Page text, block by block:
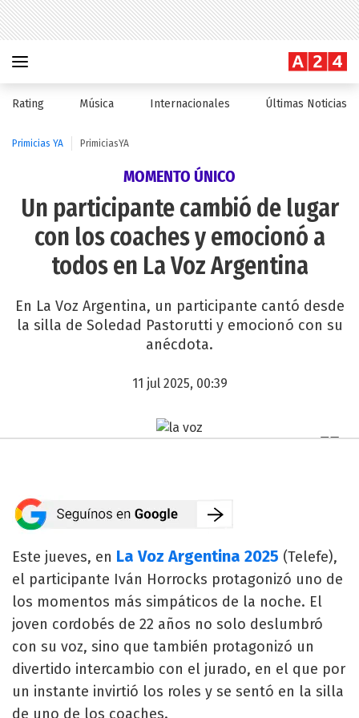
Rating Música Internacionales Últimas Noticias
Primicias YA PrimiciasYA
MOMENTO ÚNICO
Un participante cambió de lugar
con los coaches y emocionó a
todos en La Voz Argentina
En La Voz Argentina, un participante cantó desde
la silla de Soledad Pastorutti y emocionó con su
anécdota.
11 jul 2025, 00:39
Este jueves, en La Voz Argentina 2025 (Telefe),
el participante Iván Horrocks protagonizó uno de
los momentos más simpáticos de la noche. El
joven cordobés de 22 años no solo deslumbró
con su voz, sino que también protagonizó un
divertido intercambio con el jurado, en el que por
un instante invirtió los roles y se sentó en la silla
de uno de los coaches.